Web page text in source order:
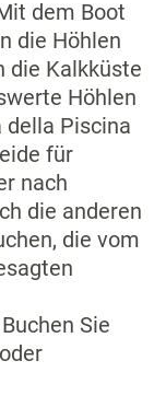
dem Boot
die Höhlen
die Kalkküste
Höhlen
della Piscina
für
nach
die anderen
die vom
Sie